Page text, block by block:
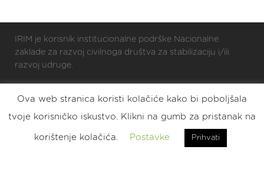
IRIM je korisnik institucionalne podrške Nacionalne
zaklade za razvoj civilnoga društva za stabilizaciju i/ili
razvoj udruge.
Eat. Sleep. DIY. Repeat.
Ova web stranica koristi kolačiće kako bi poboljšala
tvoje korisničko iskustvo. Klikni na gumb za pristanak na
korištenje kolačića. Postavke Prihvati